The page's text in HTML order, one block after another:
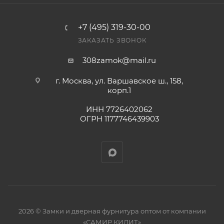
+7 (495) 319-30-00
ЗАКАЗАТЬ ЗВОНОК
308zamok@mail.ru
г. Москва, ул. Варшавское ш., 158,
корп.1
ИНН 7726402062
ОГРН 1177746439903
2026 © Замки и дверная фурнитура оптом от компании
«САМИР КИЛИТ»